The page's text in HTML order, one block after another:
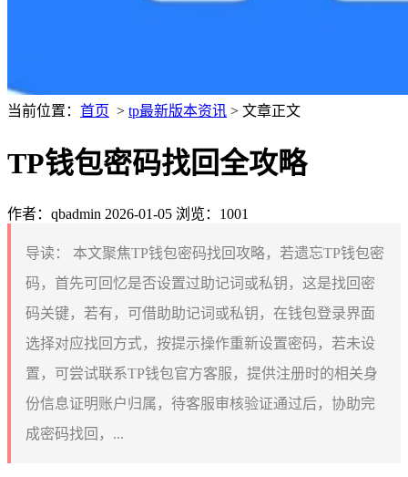
当前位置： 首页 > tp最新版本资讯 > 文章正文
TP钱包密码找回全攻略
作者：qbadmin 2026-01-05 浏览：1001
导读：
本文聚焦TP钱包密码找回攻略，若遗忘TP钱包密
码，首先可回忆是否设置过助记词或私钥，这是找回密
码关键，若有，可借助助记词或私钥，在钱包登录界面
选择对应找回方式，按提示操作重新设置密码，若未设
置，可尝试联系TP钱包官方客服，提供注册时的相关身
份信息证明账户归属，待客服审核验证通过后，协助完
成密码找回，...